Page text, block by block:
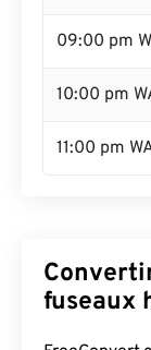
09:00 pm
10:00 pm
11:00 pm
fuseaux